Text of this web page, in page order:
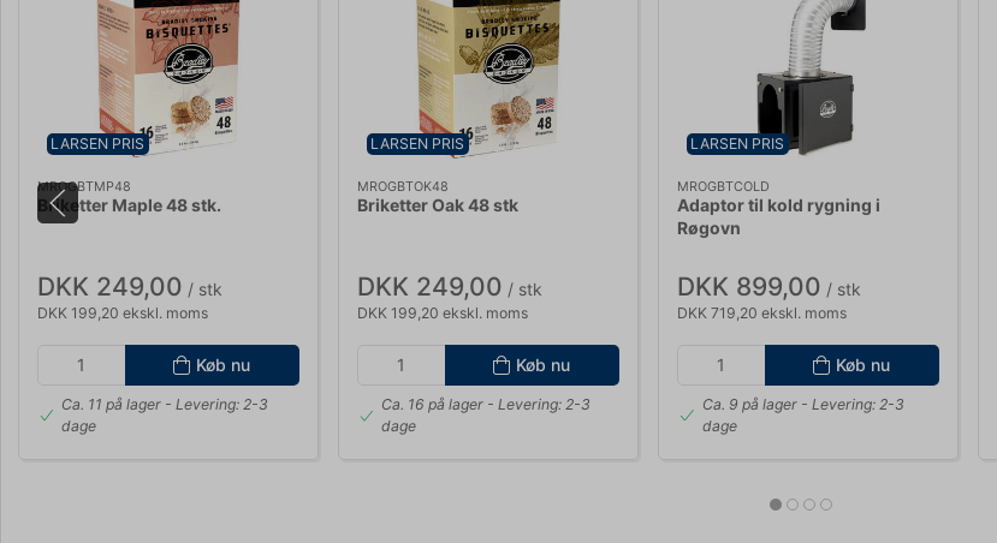
LARSEN PRIS
MROGBTMP48
Briketter Maple 48 stk.
DKK 249,00 / stk
DKK 199,20 ekskl. moms
Køb nu
Ca. 11 på lager - Levering: 2-3
dage
LARSEN PRIS
MROGBTOK48
Briketter Oak 48 stk
DKK 249,00 / stk
DKK 199,20 ekskl. moms
Køb nu
Ca. 16 på lager - Levering: 2-3
dage
LARSEN PRIS
MROGBTCOLD
Adaptor til kold rygning i
Røgovn
DKK 899,00 / stk
DKK 719,20 ekskl. moms
Køb nu
Ca. 9 på lager- Levering: 2-3
dage